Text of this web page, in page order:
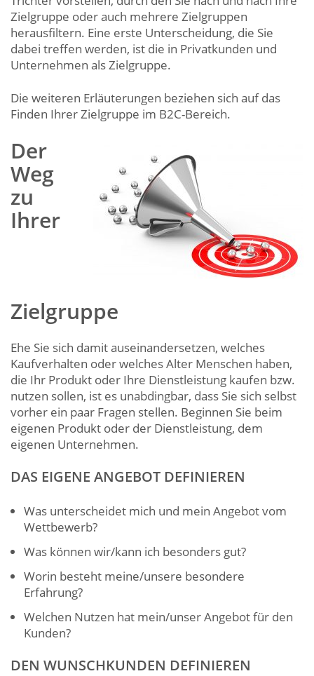
Zielgruppe oder auch mehrere Zielgruppen
herausfiltern. Eine erste Unterscheidung, die Sie
dabei treffen werden, ist die in Privatkunden und
Unternehmen als Zielgruppe.
Die weiteren Erläuterungen beziehen sich auf das
Finden Ihrer Zielgruppe im B2C-Bereich.
Der
Weg
zu
Ihrer
Zielgruppe
Ehe Sie sich damit auseinandersetzen, welches
Kaufverhalten oder welches Alter Menschen haben,
die Ihr Produkt oder Ihre Dienstleistung kaufen bzw.
nutzen sollen, ist es unabdingbar, dass Sie sich selbst
vorher ein paar Fragen stellen. Beginnen Sie beim
eigenen Produkt oder der Dienstleistung, dem
eigenen Unternehmen.
DAS EIGENE ANGEBOT DEFINIEREN
Was unterscheidet mich und mein Angebot vom
Wettbewerb?
Was können wir/kann ich besonders gut?
Worin besteht meine/unsere besondere
Erfahrung?
Welchen Nutzen hat mein/unser Angebot für den
Kunden?
DEN WUNSCHKUNDEN DEFINIEREN